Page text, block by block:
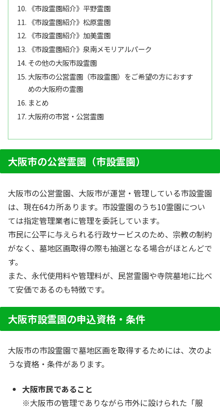
《市設霊園紹介》平野霊園
《市設霊園紹介》松原霊園
《市設霊園紹介》加美霊園
《市設霊園紹介》泉南メモリアルパーク
その他の大阪市設霊園
大阪市の公営霊園（市設霊園）をご希望の方におすす
めの大阪府の霊園
まとめ
大阪府の市営・公営霊園
大阪市の公営霊園（市設霊園）
大阪市の公営霊園、大阪市が運営・管理している市設霊園
は、現在64カ所あります。市設霊園のうち10霊園につい
ては指定管理業者に管理を委託しています。
市民に公平に与えられる行政サービスのため、宗教の制約
がなく、墓地区画取得の際も抽選となる場合がほとんどで
す。
また、永代使用料や管理料が、民営霊園や寺院墓地に比べ
て安価であるのも特徴です。
大阪市設霊園の申込資格・条件
大阪市の市設霊園で墓地区画を取得するためには、次のよ
うな資格・条件があります。
大阪市民であること
※大阪市の管理でありながら市外に設けられた「服